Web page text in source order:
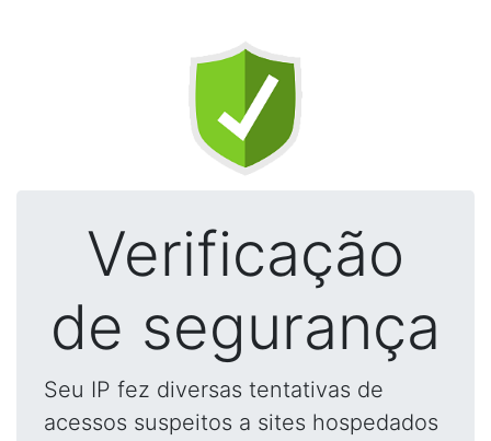
Verificação
de segurança
Seu IP fez diversas tentativas de
acessos suspeitos a sites hospedados